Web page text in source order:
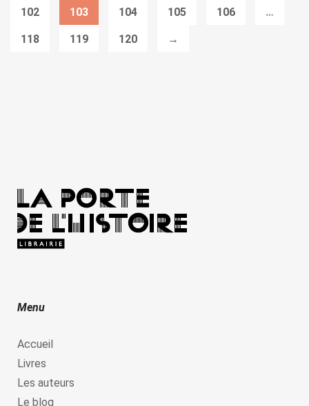
102 103 104 105 106 …
118 119 120 →
Menu
Accueil
Livres
Les auteurs
Le blog